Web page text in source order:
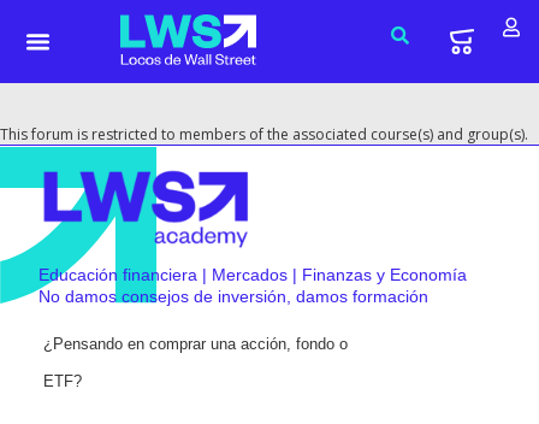
This forum is restricted to members of the associated course(s) and group(s).
Educación financiera | Mercados | Finanzas y Economía
No damos consejos de inversión, damos formación
¿Pensando en comprar una acción, fondo o
ETF?